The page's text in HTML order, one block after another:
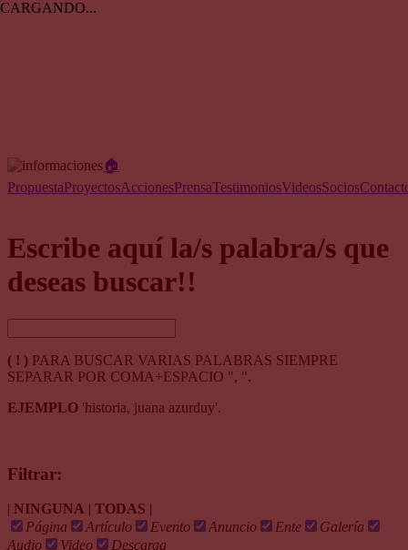
CARGANDO...
🏠︎
PropuestaProyectosAccionesPrensaTestimoniosVideosSocios
Escribe aquí la/s palabra/s que
deseas buscar!!
( ! ) PARA BUSCAR VARIAS PALABRAS SIEMPRE
SEPARAR POR COMA+ESPACIO ", ".
EJEMPLO 'historia, juana azurduy'.
Filtrar:
| NINGUNA | TODAS |
Página
Artículo Evento Anuncio Ente
Galería
Audio
Video Descarga